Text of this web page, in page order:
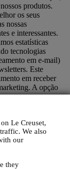
Le Creuset,
We also
our
they
produtos.
os seus
nossas
e interessantes.
estatísticas
tecnologias
em e-mail)
Este
em receber
A opção
em que as
a caixa de
clicando no
de qualquer
em contato